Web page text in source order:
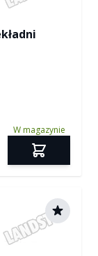
W magazynie